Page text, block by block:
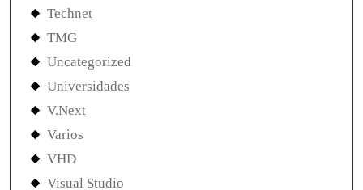
Technet
TMG
Uncategorized
Universidades
V.Next
Varios
VHD
Visual Studio